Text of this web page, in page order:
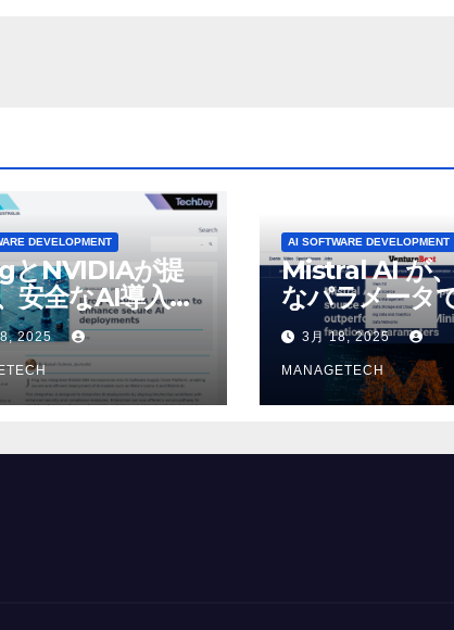
DEVELOPMENT
とNVIDIAが提
安全なAI導入を
2025
AI SOFTWARE DEVELOPMENT
Mistral AI が
なパラメータ
4o Mini を上回
いオープンソ
デルをリリース
VentureBeat
3月 18, 2025
MANAGETECH